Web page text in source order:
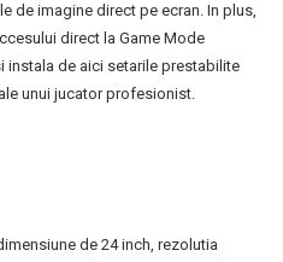
de imagine direct pe ecran. In plus,
direct la Game Mode
instala de aici setarile prestabilite
unui jucator profesionist.
de 24 inch, rezolutia